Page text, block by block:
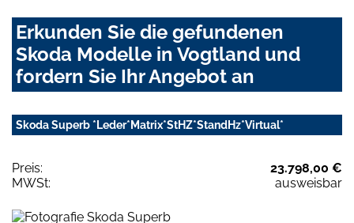
Erkunden Sie die gefundenen
Skoda Modelle in Vogtland und
fordern Sie Ihr Angebot an
Skoda Superb *Leder*Matrix*StHZ*StandHz*Virtual*
Preis:
23.798,00 €
MWSt:
ausweisbar